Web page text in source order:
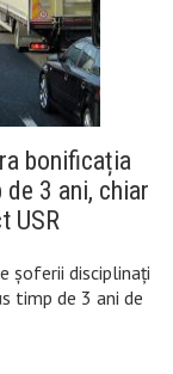
bonificația
3 ani, chiar
USR
șoferii disciplinați
timp de 3 ani de